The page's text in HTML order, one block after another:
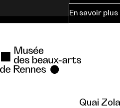
En savoir plus
Quai Zola